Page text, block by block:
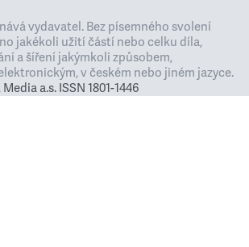
vydavatel. Bez písemného svolení
jakékoli užití částí nebo celku díla,
a šíření jakýmkoli způsobem,
v českém nebo jiném jazyce.
a.s. ISSN 1801-1446